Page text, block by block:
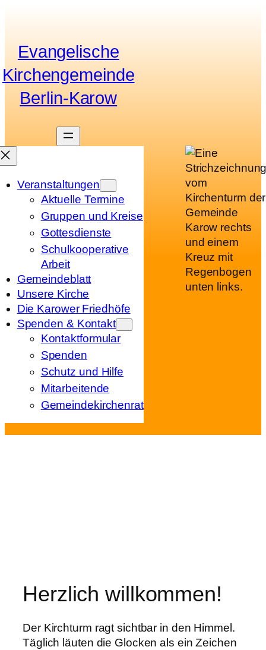
Evangelische
Kirchengemeinde
Berlin-Karow
Veranstaltungen
Aktuelle Termine
Gruppen und Kreise
Gottesdienste
Schulkooperative
Arbeit
Gemeindeblatt
Unsere Kirche
Die Karower Friedhöfe
Spenden & Kontakt
Kontaktformular
Spenden
Schutz und Hilfe
Mitarbeitende
Gemeindekirchenrat
Herzlich willkommen!
Der Kirchturm ragt sichtbar in den Himmel.
Täglich läuten die Glocken als ein Zeichen